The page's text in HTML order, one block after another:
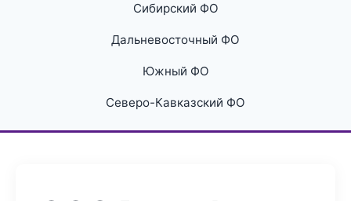
Сибирский ФО
Дальневосточный ФО
Южный ФО
Северо-Кавказский ФО